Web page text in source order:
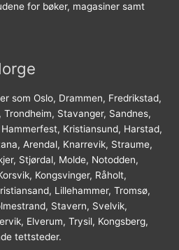
for bøker, magasiner samt
som Oslo, Drammen, Fredrikstad,
Stavanger, Sandnes,
Kristiansund, Harstad,
Arendal, Knarrevik, Straume,
Stjørdal, Molde, Notodden,
Kongsvinger, Råholt,
Lillehammer, Tromsø,
Stavern, Svelvik,
Elverum, Trysil, Kongsberg,
tettsteder.